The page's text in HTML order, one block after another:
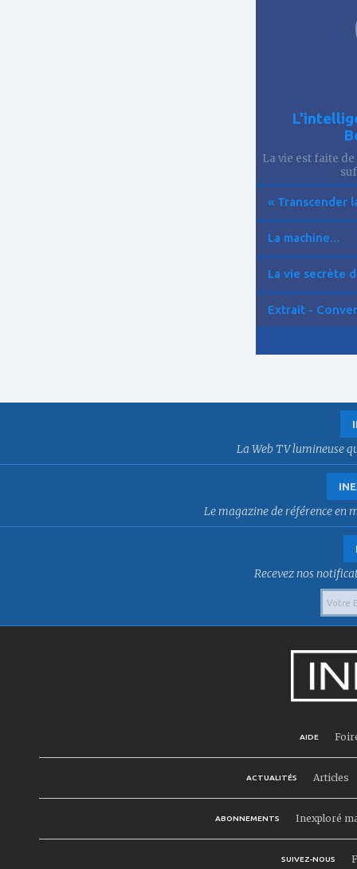
La vie est faite
« Transcender
La machine...
La vie secrète
Extrait -
La Web TV lumineuse
Le magazine de référence en
Recevez nos
AIDE
ACTUALITÉS Articles
ABONNEMENTS Inexploré
SUIVEZ-NOUS